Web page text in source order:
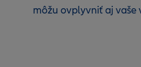
môžu ovplyvniť aj vaše